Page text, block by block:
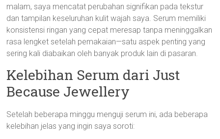
malam, saya mencatat perubahan signifikan pada tekstur
dan tampilan keseluruhan kulit wajah saya. Serum memiliki
konsistensi ringan yang cepat meresap tanpa meninggalkan
rasa lengket setelah pemakaian—satu aspek penting yang
sering kali diabaikan oleh banyak produk lain di pasaran.
Kelebihan Serum dari Just
Because Jewellery
Setelah beberapa minggu menguji serum ini, ada beberapa
kelebihan jelas yang ingin saya soroti: